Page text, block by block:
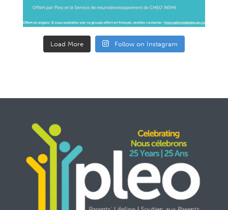
Contactez-nous